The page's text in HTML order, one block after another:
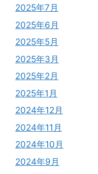
2025年7月
2025年6月
2025年5月
2025年3月
2025年2月
2025年1月
2024年12月
2024年11月
2024年10月
2024年9月